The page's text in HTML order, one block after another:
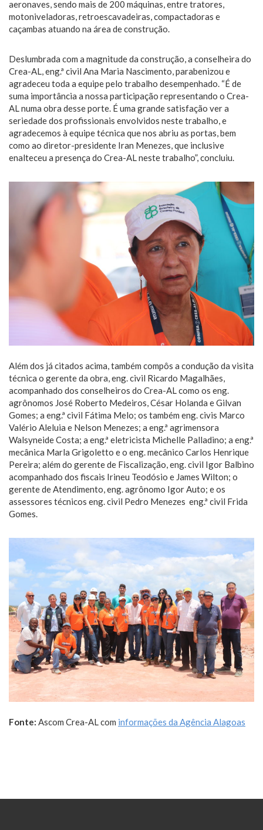
aeronaves, sendo mais de 200 máquinas, entre tratores,
motoniveladoras, retroescavadeiras, compactadoras e
caçambas atuando na área de construção.
Deslumbrada com a magnitude da construção, a conselheira do
Crea-AL, eng.ª civil Ana Maria Nascimento, parabenizou e
agradeceu toda a equipe pelo trabalho desempenhado. “É de
suma importância a nossa participação representando o Crea-
AL numa obra desse porte. É uma grande satisfação ver a
seriedade dos profissionais envolvidos neste trabalho, e
agradecemos à equipe técnica que nos abriu as portas, bem
como ao diretor-presidente Iran Menezes, que inclusive
enalteceu a presença do Crea-AL neste trabalho”, concluiu.
Além dos já citados acima, também compôs a condução da visita
técnica o gerente da obra, eng. civil Ricardo Magalhães,
acompanhado dos conselheiros do Crea-AL como os eng.
agrônomos José Roberto Medeiros, César Holanda e Gilvan
Gomes; a eng.ª civil Fátima Melo; os também eng. civis Marco
Valério Aleluia e Nelson Menezes; a eng.ª agrimensora
Walsyneide Costa; a eng.ª eletricista Michelle Palladino; a eng.ª
mecânica Marla Grigoletto e o eng. mecânico Carlos Henrique
Pereira; além do gerente de Fiscalização, eng. civil Igor Balbino
acompanhado dos fiscais Irineu Teodósio e James Wilton; o
gerente de Atendimento, eng. agrônomo Igor Auto; e os
assessores técnicos eng. civil Pedro Menezes eng.ª civil Frida
Gomes.
Fonte: Ascom Crea-AL com informações da Agência Alagoas